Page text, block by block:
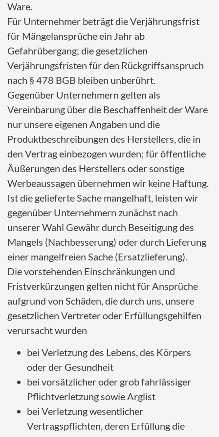
Ware.
Für Unternehmer beträgt die Verjährungsfrist
für Mängelansprüche ein Jahr ab
Gefahrübergang; die gesetzlichen
Verjährungsfristen für den Rückgriffsanspruch
nach § 478 BGB bleiben unberührt.
Gegenüber Unternehmern gelten als
Vereinbarung über die Beschaffenheit der Ware
nur unsere eigenen Angaben und die
Produktbeschreibungen des Herstellers, die in
den Vertrag einbezogen wurden; für öffentliche
Äußerungen des Herstellers oder sonstige
Werbeaussagen übernehmen wir keine Haftung.
Ist die gelieferte Sache mangelhaft, leisten wir
gegenüber Unternehmern zunächst nach
unserer Wahl Gewähr durch Beseitigung des
Mangels (Nachbesserung) oder durch Lieferung
einer mangelfreien Sache (Ersatzlieferung).
Die vorstehenden Einschränkungen und
Fristverkürzungen gelten nicht für Ansprüche
aufgrund von Schäden, die durch uns, unsere
gesetzlichen Vertreter oder Erfüllungsgehilfen
verursacht wurden
bei Verletzung des Lebens, des Körpers
oder der Gesundheit
bei vorsätzlicher oder grob fahrlässiger
Pflichtverletzung sowie Arglist
bei Verletzung wesentlicher
Vertragspflichten, deren Erfüllung die